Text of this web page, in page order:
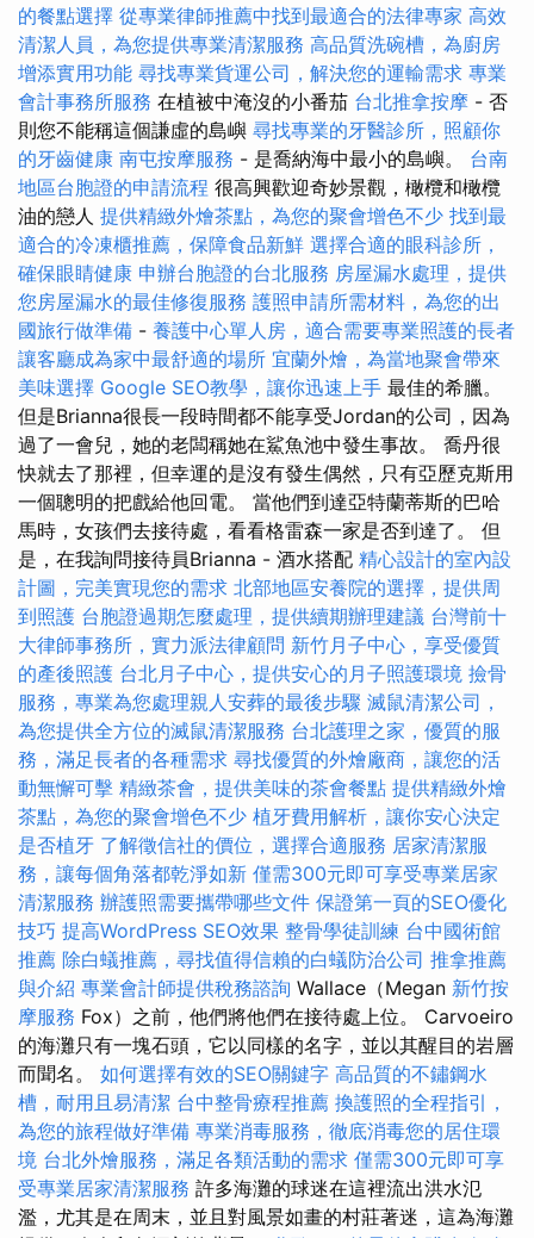
的餐點選擇 從專業律師推薦中找到最適合的法律專家 高效
清潔人員，為您提供專業清潔服務 高品質洗碗槽，為廚房
增添實用功能 尋找專業貨運公司，解決您的運輸需求 專業
會計事務所服務 在植被中淹沒的小番茄 台北推拿按摩 - 否
則您不能稱這個謙虛的島嶼 尋找專業的牙醫診所，照顧你
的牙齒健康 南屯按摩服務 - 是喬納海中最小的島嶼。 台南
地區台胞證的申請流程 很高興歡迎奇妙景觀，橄欖和橄欖
油的戀人 提供精緻外燴茶點，為您的聚會增色不少 找到最
適合的冷凍櫃推薦，保障食品新鮮 選擇合適的眼科診所，
確保眼睛健康 申辦台胞證的台北服務 房屋漏水處理，提供
您房屋漏水的最佳修復服務 護照申請所需材料，為您的出
國旅行做準備 - 養護中心單人房，適合需要專業照護的長者
讓客廳成為家中最舒適的場所 宜蘭外燴，為當地聚會帶來
美味選擇 Google SEO教學，讓你迅速上手 最佳的希臘。
但是Brianna很長一段時間都不能享受Jordan的公司，因為
過了一會兒，她的老闆稱她在鯊魚池中發生事故。 喬丹很
快就去了那裡，但幸運的是沒有發生偶然，只有亞歷克斯用
一個聰明的把戲給他回電。 當他們到達亞特蘭蒂斯的巴哈
馬時，女孩們去接待處，看看格雷森一家是否到達了。 但
是，在我詢問接待員Brianna - 酒水搭配 精心設計的室內設
計圖，完美實現您的需求 北部地區安養院的選擇，提供周
到照護 台胞證過期怎麼處理，提供續期辦理建議 台灣前十
大律師事務所，實力派法律顧問 新竹月子中心，享受優質
的產後照護 台北月子中心，提供安心的月子照護環境 撿骨
服務，專業為您處理親人安葬的最後步驟 滅鼠清潔公司，
為您提供全方位的滅鼠清潔服務 台北護理之家，優質的服
務，滿足長者的各種需求 尋找優質的外燴廠商，讓您的活
動無懈可擊 精緻茶會，提供美味的茶會餐點 提供精緻外燴
茶點，為您的聚會增色不少 植牙費用解析，讓你安心決定
是否植牙 了解徵信社的價位，選擇合適服務 居家清潔服
務，讓每個角落都乾淨如新 僅需300元即可享受專業居家
清潔服務 辦護照需要攜帶哪些文件 保證第一頁的SEO優化
技巧 提高WordPress SEO效果 整骨學徒訓練 台中國術館
推薦 除白蟻推薦，尋找值得信賴的白蟻防治公司 推拿推薦
與介紹 專業會計師提供稅務諮詢 Wallace（Megan 新竹按
摩服務 Fox）之前，他們將他們在接待處上位。 Carvoeiro
的海灘只有一塊石頭，它以同樣的名字，並以其醒目的岩層
而聞名。 如何選擇有效的SEO關鍵字 高品質的不鏽鋼水
槽，耐用且易清潔 台中整骨療程推薦 換護照的全程指引，
為您的旅程做好準備 專業消毒服務，徹底消毒您的居住環
境 台北外燴服務，滿足各類活動的需求 僅需300元即可享
受專業居家清潔服務 許多海灘的球迷在這裡流出洪水氾
濫，尤其是在周末，並且對風景如畫的村莊著迷，這為海灘